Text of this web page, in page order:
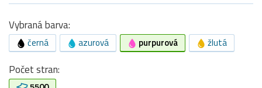
Vybraná barva:
černá azurová purpurová žlutá
Počet stran: